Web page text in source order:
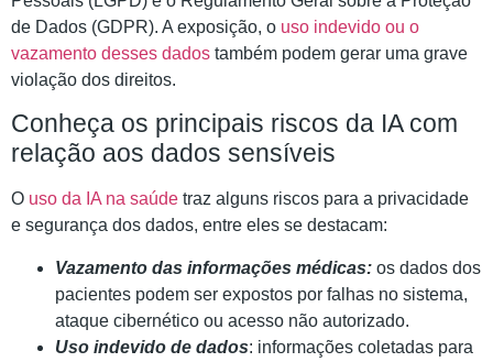
de Dados (GDPR). A exposição, o uso indevido ou o
vazamento desses dados também podem gerar uma grave
violação dos direitos.
Conheça os principais riscos da IA com
relação aos dados sensíveis
O uso da IA na saúde traz alguns riscos para a privacidade
e segurança dos dados, entre eles se destacam:
Vazamento das informações médicas: os dados dos
pacientes podem ser expostos por falhas no sistema,
ataque cibernético ou acesso não autorizado.
Uso indevido de dados: informações coletadas para